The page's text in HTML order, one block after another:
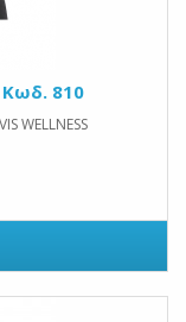
Κωδ. 810
WELLNESS